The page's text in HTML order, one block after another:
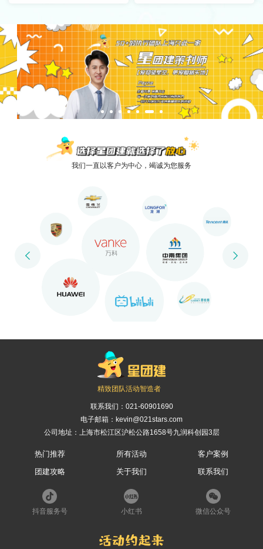
我们一直以客户为中心，竭诚为您服务
精致团队活动智造者
联系我们： 021-60901690
电子邮箱：kevin@021stars.com
公司地址：上海市松江区沪松公路1658号九润科创园3层
热门推荐 所有活动
客户案例
团建攻略
关于我们 联系我们
抖音服务号 小红书 微信公众号